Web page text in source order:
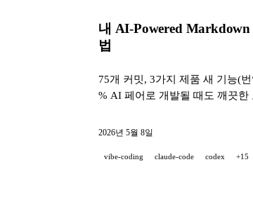
내 AI-Powered
법
75개 커밋, 3가지 제품 새 기능(
% AI 페어로 개발될 때도 깨끗한
2026년 5월 8일
vibe-coding claude-code codex +15